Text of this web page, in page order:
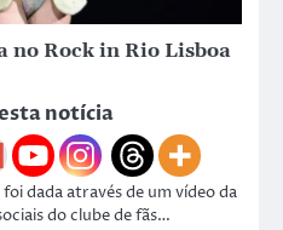
no Rock in Rio Lisboa
notícia
dada através de um vídeo da
do clube de fãs…